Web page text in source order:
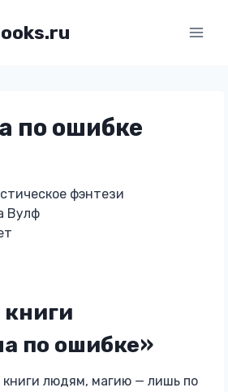
по ошибке
фэнтези
Вулф
по ошибке»
людям, магию — лишь по